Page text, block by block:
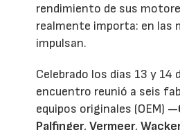
rendimiento de sus
realmente importa: en las
impulsan.
Celebrado los días 13 y 14
encuentro reunió a seis
equipos originales (OEM) —
Palfinger,Vermeer,